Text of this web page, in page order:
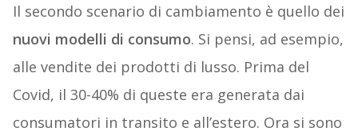
Il secondo scenario di cambiamento è quello dei
nuovi modelli di consumo. Si pensi, ad esempio,
alle vendite dei prodotti di lusso. Prima del
Covid, il 30-40% di queste era generata dai
consumatori in transito e all’estero. Ora si sono